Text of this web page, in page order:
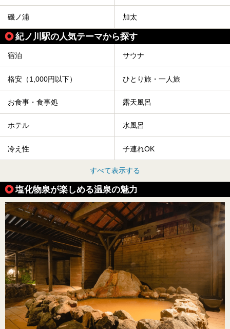
磯ノ浦 加太
紀ノ川駅の人気テーマから探す
宿泊 サウナ
格安（1,000円以下） ひとり旅・一人旅
お食事・食事処 露天風呂
ホテル 水風呂
冷え性 子連れOK
すべて表示する
塩化物泉が楽しめる温泉の魅力